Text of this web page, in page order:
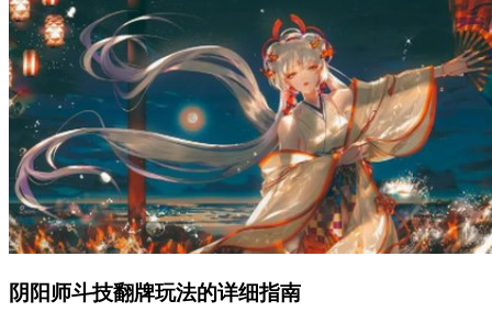
阴阳师斗技翻牌玩法的详细指南